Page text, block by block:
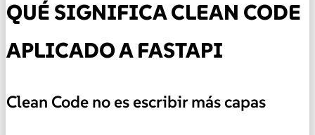
QUÉ SIGNIFICA CLEAN CODE
APLICADO A FASTAPI
Clean Code no es escribir más capas